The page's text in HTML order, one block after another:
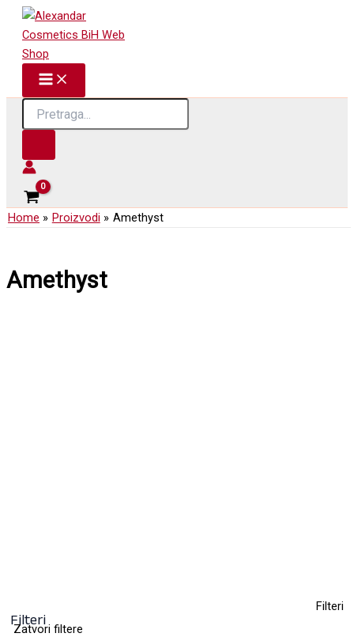
Skip
content
Products
search
Home Proizvodi Amethyst
Filteri
Filteri
Zatvori filtere
Amethyst